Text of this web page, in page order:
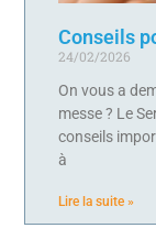
Conseils
24/02/2026
On vous a
messe ? Le
conseils
à
Lire la suite »